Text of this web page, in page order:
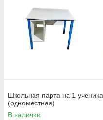
Школьная парта на 1 ученика
(одноместная)
В наличии